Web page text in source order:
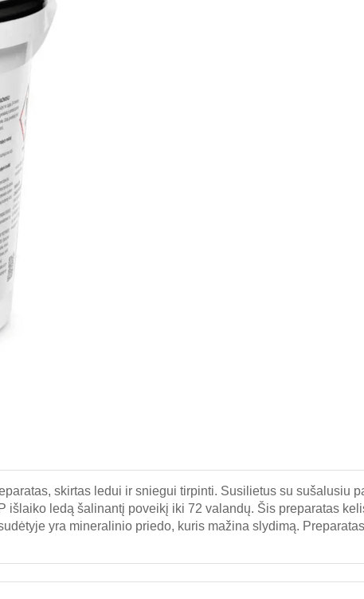
skirtas ledui ir sniegui tirpinti. Susilietus su sušalusiu
išlaiko ledą šalinantį poveikį iki 72 valandų. Šis preparatas
yra mineralinio priedo, kuris mažina slydimą.